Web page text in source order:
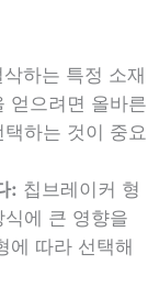
삭하는 특정 소재
얻으려면 올바른
하는 것이 중요
: 칩브레이커 형
에 큰 영향을
에 따라 선택해